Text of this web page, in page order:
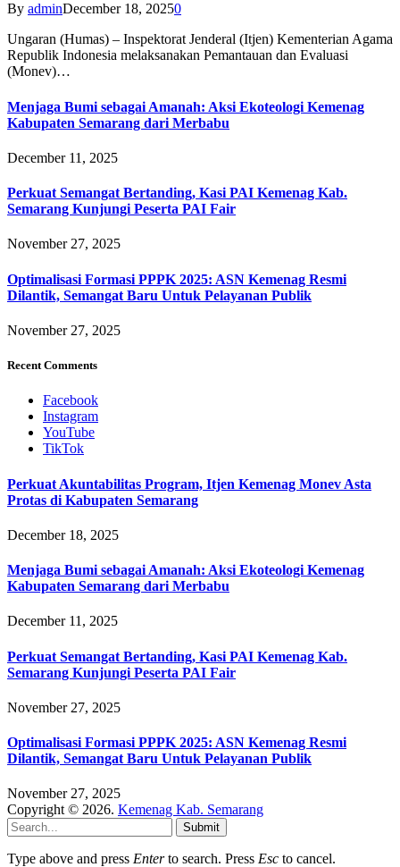
By adminDecember 18, 20250
Ungaran (Humas) – Inspektorat Jenderal (Itjen) Kementerian Agama
Republik Indonesia melaksanakan Pemantauan dan Evaluasi
(Monev)…
Menjaga Bumi sebagai Amanah: Aksi Ekoteologi Kemenag
Kabupaten Semarang dari Merbabu
December 11, 2025
Perkuat Semangat Bertanding, Kasi PAI Kemenag Kab.
Semarang Kunjungi Peserta PAI Fair
November 27, 2025
Optimalisasi Formasi PPPK 2025: ASN Kemenag Resmi
Dilantik, Semangat Baru Untuk Pelayanan Publik
November 27, 2025
Recent Comments
Facebook
Instagram
YouTube
TikTok
Perkuat Akuntabilitas Program, Itjen Kemenag Monev Asta
Protas di Kabupaten Semarang
December 18, 2025
Menjaga Bumi sebagai Amanah: Aksi Ekoteologi Kemenag
Kabupaten Semarang dari Merbabu
December 11, 2025
Perkuat Semangat Bertanding, Kasi PAI Kemenag Kab.
Semarang Kunjungi Peserta PAI Fair
November 27, 2025
Optimalisasi Formasi PPPK 2025: ASN Kemenag Resmi
Dilantik, Semangat Baru Untuk Pelayanan Publik
November 27, 2025
Copyright © 2026. Kemenag Kab. Semarang
Submit
Type above and press Enterto search. Press Esc to cancel.